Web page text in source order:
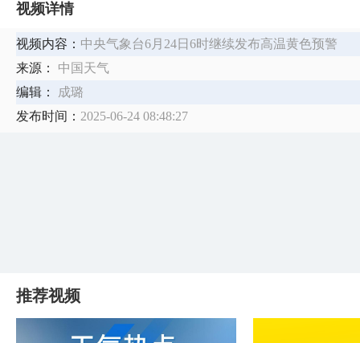
视频详情
视频内容： 中央气象台6月24日6时继续发布高温黄色预警
来源：
中国天气
编辑：
成璐
发布时间： 2025-06-24 08:48:27
推荐视频